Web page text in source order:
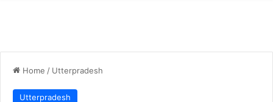
Home / Utterpradesh
Utterpradesh